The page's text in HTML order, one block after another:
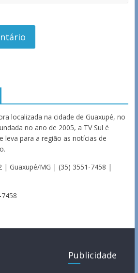
localizada na cidade de Guaxupé, no
no ano de 2005, a TV Sul é
leva para a região as notícias de
| Guaxupé/MG | (35) 3551-7458 |
Publicidade